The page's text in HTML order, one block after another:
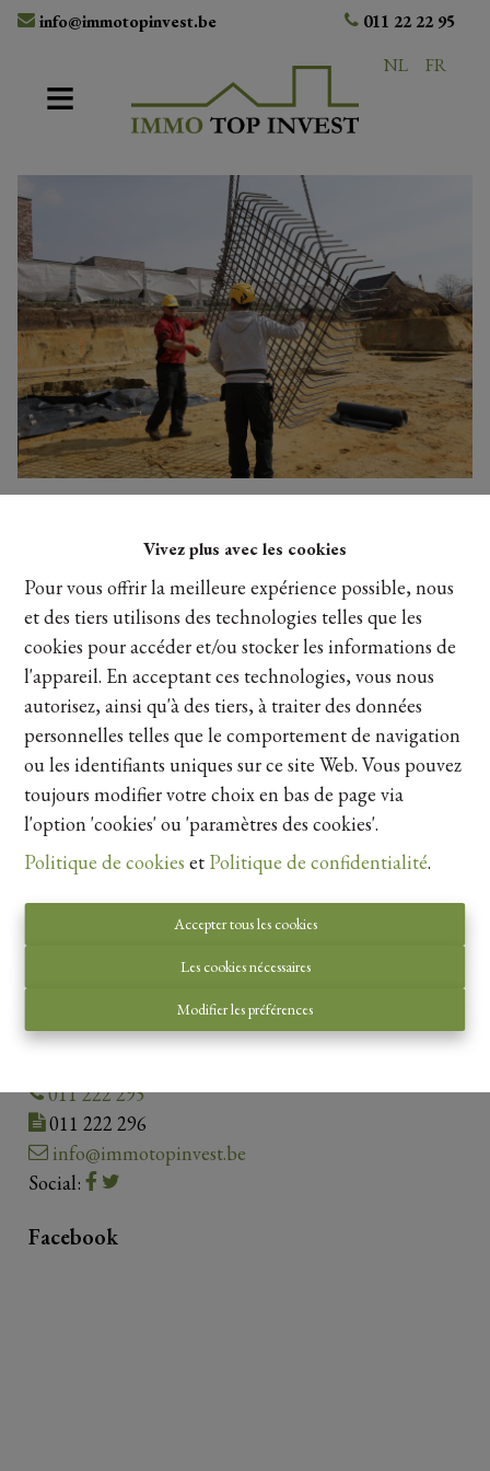
Vivez plus avec les cookies
Pour vous offrir la meilleure expérience possible, nous
et des tiers utilisons des technologies telles que les
cookies pour accéder et/ou stocker les informations de
l'appareil. En acceptant ces technologies, vous nous
autorisez, ainsi qu'à des tiers, à traiter des données
personnelles telles que le comportement de navigation
ou les identifiants uniques sur ce site Web. Vous pouvez
toujours modifier votre choix en bas de page via
l'option 'cookies' ou 'paramètres des cookies'.
Politique de cookies et Politique de confidentialité.
Accepter tous les cookies
Les cookies nécessaires
Modifier les préférences
info@immotopinvest.be
011 22 22 95
NL
FR
Autorité de surveillance:
Institut professionnel des courtiers immobiliers,
Luxemburgstraat 16B 1000 Bruxelles. Sous réserve
deles devoirs de l\'agent immobilier.
-Disclaimer
Guldensporenplein 4.1.01
011 222 295
011 222 296
info@immotopinvest.be
Social:
Facebook